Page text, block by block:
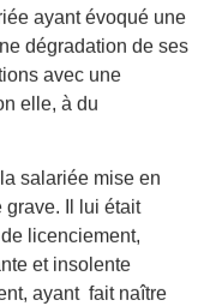
ayant évoqué une
dégradation de ses
avec une
elle, à du
salariée mise en
grave. Il lui était
licenciement,
et insolente
ayant fait naître